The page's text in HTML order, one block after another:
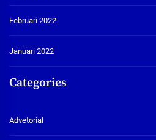
Februari 2022
Januari 2022
Categories
Advetorial